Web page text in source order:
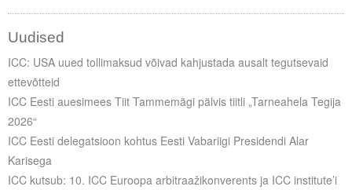
Uudised
ICC: USA uued tollimaksud võivad kahjustada ausalt tegutsevaid
ettevõtteid
ICC Eesti auesimees Tiit Tammemägi pälvis tiitli „Tarneahela Tegija
2026“
ICC Eesti delegatsioon kohtus Eesti Vabariigi Presidendi Alar
Karisega
ICC kutsub: 10. ICC Euroopa arbitraažikonverents ja ICC institute’i